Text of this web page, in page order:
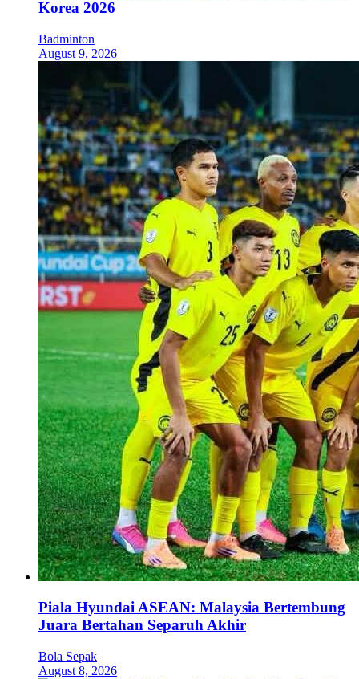
Korea 2026
Badminton
August 9, 2026
Piala Hyundai ASEAN: Malaysia Bertembung
Juara Bertahan Separuh Akhir
Bola Sepak
August 8, 2026